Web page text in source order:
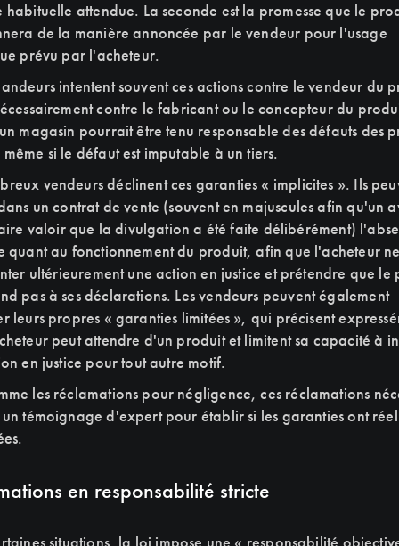
habituelle attendue. La seconde est la promesse que le
de la manière annoncée par le vendeur pour l'usage
prévu par l'acheteur.
intentent souvent ces actions contre le vendeur du
contre le fabricant ou le concepteur du
magasin pourrait être tenu responsable des défauts des
si le défaut est imputable à un tiers.
vendeurs déclinent ces garanties « implicites ». Ils
un contrat de vente (souvent en majuscules afin qu'un
valoir que la divulgation a été faite délibérément)
quant au fonctionnement du produit, afin que l'acheteur
ultérieurement une action en justice et prétendre que le
pas à ses déclarations. Les vendeurs peuvent également
leurs propres « garanties limitées », qui précisent
peut attendre d'un produit et limitent sa capacité à
en justice pour tout autre motif.
les réclamations pour négligence, ces réclamations
un témoignage d'expert pour établir si les garanties ont
en responsabilité stricte